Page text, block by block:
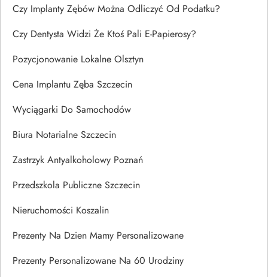
Czy Implanty Zębów Można Odliczyć Od Podatku?
Czy Dentysta Widzi Że Ktoś Pali E-Papierosy?
Pozycjonowanie Lokalne Olsztyn
Cena Implantu Zęba Szczecin
Wyciągarki Do Samochodów
Biura Notarialne Szczecin
Zastrzyk Antyalkoholowy Poznań
Przedszkola Publiczne Szczecin
Nieruchomości Koszalin
Prezenty Na Dzien Mamy Personalizowane
Prezenty Personalizowane Na 60 Urodziny